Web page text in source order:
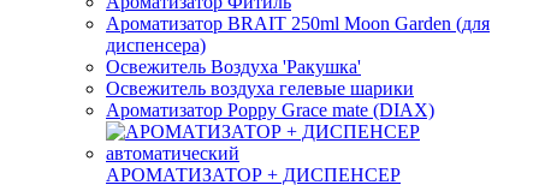
Ароматизатор BRAIT 250ml Moon Garden (для
диспенсера)
Освежитель Воздуха 'Ракушка'
Освежитель воздуха гелевые шарики
Ароматизатор Poppy Grace mate (DIAX)
АРОМАТИЗАТОР + ДИСПЕНСЕР